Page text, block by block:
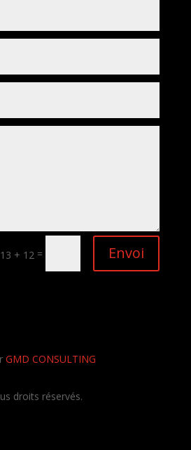
13 + 12 = Envoi
GMD CONSULTING
droits réservés.